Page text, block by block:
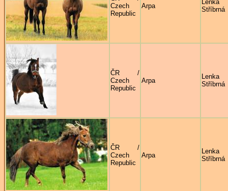
Czech
Republic
Arpa
Lenka
Stříbrná
ČR /
Czech
Republic
Arpa
Lenka
Stříbrná
ČR /
Czech
Republic
Arpa
Lenka
Stříbrná